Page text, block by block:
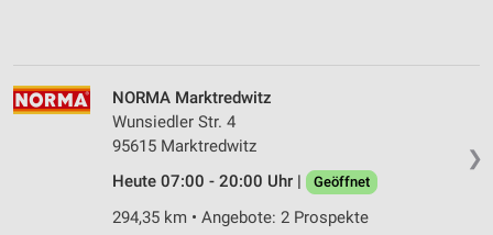
❯
NORMA Marktredwitz
Wunsiedler Str. 4
95615 Marktredwitz
Heute 07:00 - 20:00 Uhr |
Geöffnet
294,35 km • Angebote: 2 Prospekte